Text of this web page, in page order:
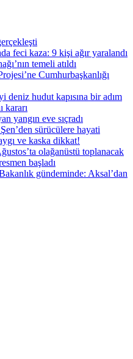
feci kaza: 9 kişi ağır yaralandı
temeli atıldı
Cumhurbaşkanlığı
deniz hudut kapısına bir adım
kararı
yangın eve sıçradı
sürücülere hayati
ve kaska dikkat!
olağanüstü toplanacak
başladı
gündeminde: Aksal’dan